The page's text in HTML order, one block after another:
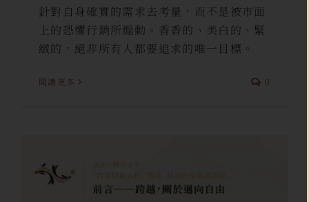
針對自身確實的需求去考量，而不是被市面
上的恐懼行銷所煽動。香香的、美白的、緊
緻的，絕非所有人都要追求的唯一目標。
閱讀更多 0